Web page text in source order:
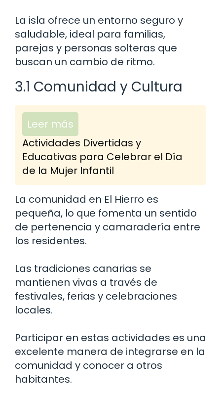
La isla ofrece un entorno seguro y
saludable, ideal para familias,
parejas y personas solteras que
buscan un cambio de ritmo.
3.1 Comunidad y Cultura
Leer más
Actividades Divertidas y
Educativas para Celebrar el Día
de la Mujer Infantil
La comunidad en El Hierro es
pequeña, lo que fomenta un sentido
de pertenencia y camaradería entre
los residentes.
Las tradiciones canarias se
mantienen vivas a través de
festivales, ferias y celebraciones
locales.
Participar en estas actividades es una
excelente manera de integrarse en la
comunidad y conocer a otros
habitantes.